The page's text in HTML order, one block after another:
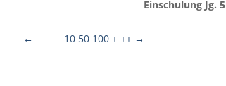
Einschulung Jg. 5
← −− − 10 50 100 + ++ →